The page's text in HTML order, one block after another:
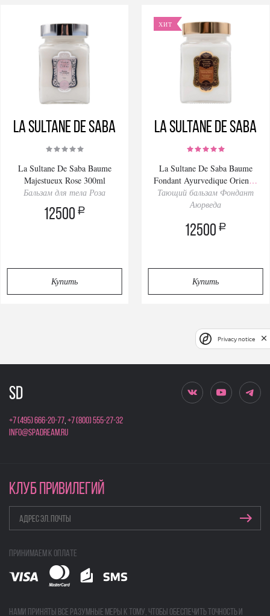
La Sultanе De Saba
La Sultane De Saba Baume
Majestueux Rose 300ml
Бальзам для тела Роза
12500 a
Купить
ХИТ
La Sultanе De Saba
La Sultane De Saba Baume
Fondant Ayurvedique Oriental
300ml
Тающий бальзам Фондант
Аюрведа
12500 a
Купить
+7 (495) 666-20-77,+7 (800) 555-27-32
info@spadream.ru
КЛУБ ПРИВИЛЕГИЙ
Принимаем к оплате
Нами приняты все разумные меры к тому, чтобы обеспечить точность и
Privacy notice